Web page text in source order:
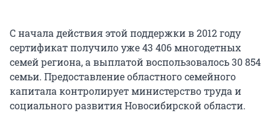
С начала действия этой поддержки в 2012 году
сертификат получило уже 43 406 многодетных
семей региона, а выплатой воспользовалось 30 854
семьи. Предоставление областного семейного
капитала контролирует министерство труда и
социального развития Новосибирской области.